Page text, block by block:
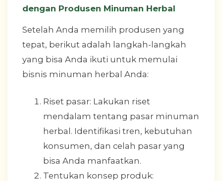
dengan Produsen Minuman Herbal
Setelah Anda memilih produsen yang
tepat, berikut adalah langkah-langkah
yang bisa Anda ikuti untuk memulai
bisnis minuman herbal Anda:
Riset pasar: Lakukan riset
mendalam tentang pasar minuman
herbal. Identifikasi tren, kebutuhan
konsumen, dan celah pasar yang
bisa Anda manfaatkan.
Tentukan konsep produk: